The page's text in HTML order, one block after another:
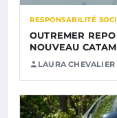
RESPONSABILITÉ
OUTREMER
NOUVEAU
LAURA CHEVALIER